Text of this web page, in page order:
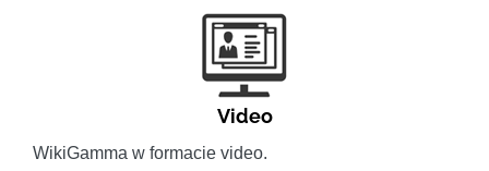
Video
WikiGamma w formacie video.